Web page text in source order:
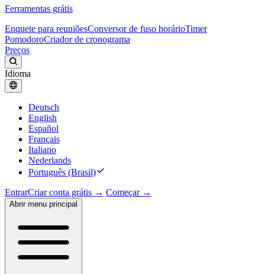
Ferramentas grátis
Enquete para reuniõesConversor de fuso horárioTimer
PomodoroCriador de cronograma
Preços
Idioma
Deutsch
English
Español
Français
Italiano
Nederlands
Português (Brasil)
EntrarCriar conta grátis → Começar →
Abrir menu principal